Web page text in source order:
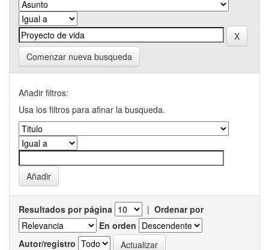
Comenzar nueva busqueda
Añadir filtros:
Usa los filtros para afinar la busqueda.
Resultados por página | Ordenar por
En orden
Autor/registro